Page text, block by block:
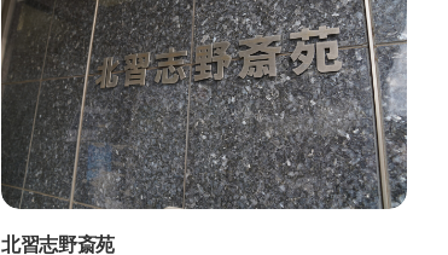
北習志野斎苑